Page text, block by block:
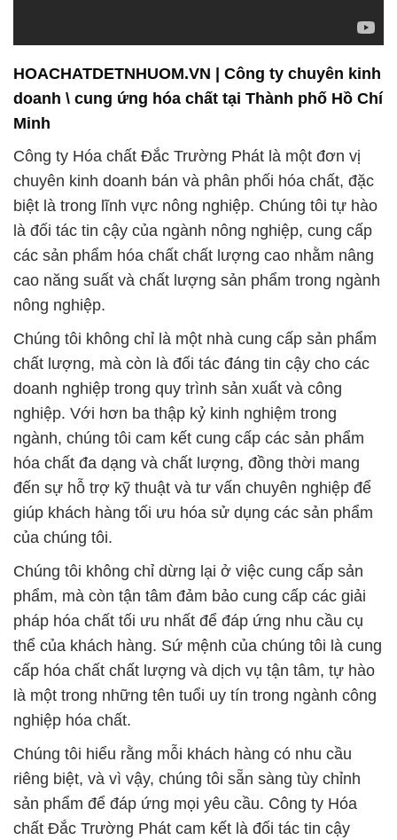
HOACHATDETNHUOM.VN | Công ty chuyên kinh
doanh \ cung ứng hóa chất tại Thành phố Hồ Chí
Minh
Công ty Hóa chất Đắc Trường Phát là một đơn vị
chuyên kinh doanh bán và phân phối hóa chất, đặc
biệt là trong lĩnh vực nông nghiệp. Chúng tôi tự hào
là đối tác tin cậy của ngành nông nghiệp, cung cấp
các sản phẩm hóa chất chất lượng cao nhằm nâng
cao năng suất và chất lượng sản phẩm trong ngành
nông nghiệp.
Chúng tôi không chỉ là một nhà cung cấp sản phẩm
chất lượng, mà còn là đối tác đáng tin cậy cho các
doanh nghiệp trong quy trình sản xuất và công
nghiệp. Với hơn ba thập kỷ kinh nghiệm trong
ngành, chúng tôi cam kết cung cấp các sản phẩm
hóa chất đa dạng và chất lượng, đồng thời mang
đến sự hỗ trợ kỹ thuật và tư vấn chuyên nghiệp để
giúp khách hàng tối ưu hóa sử dụng các sản phẩm
của chúng tôi.
Chúng tôi không chỉ dừng lại ở việc cung cấp sản
phẩm, mà còn tận tâm đảm bảo cung cấp các giải
pháp hóa chất tối ưu nhất để đáp ứng nhu cầu cụ
thể của khách hàng. Sứ mệnh của chúng tôi là cung
cấp hóa chất chất lượng và dịch vụ tận tâm, tự hào
là một trong những tên tuổi uy tín trong ngành công
nghiệp hóa chất.
Chúng tôi hiểu rằng mỗi khách hàng có nhu cầu
riêng biệt, và vì vậy, chúng tôi sẵn sàng tùy chỉnh
sản phẩm để đáp ứng mọi yêu cầu. Công ty Hóa
chất Đắc Trường Phát cam kết là đối tác tin cậy